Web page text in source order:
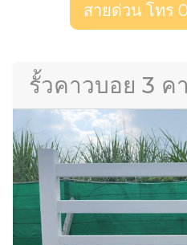
สายด่วน โทร
รั้วคาวบอย 3 ค